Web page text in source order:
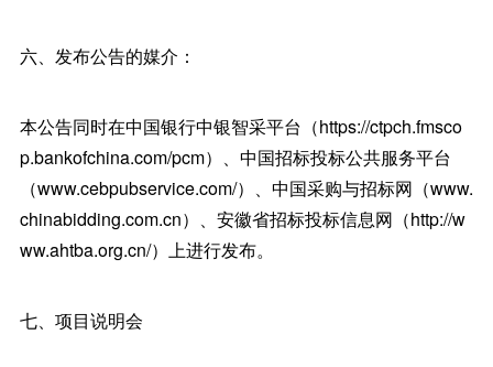
六、发布公告的媒介：
本公告同时在中国银行中银智采平台（https://ctpch.fmsco
p.bankofchina.com/pcm）、中国招标投标公共服务平台
（www.cebpubservice.com/）、中国采购与招标网（www.
chinabidding.com.cn）、安徽省招标投标信息网（http://w
ww.ahtba.org.cn/）上进行发布。
七、项目说明会